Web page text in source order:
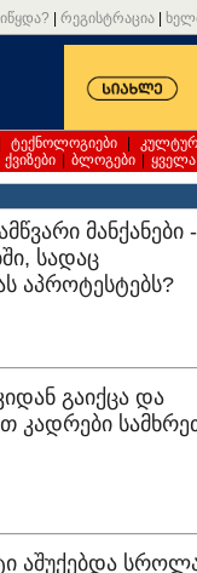
რეგისტრაცია
ტექნოლოგიები
ქვიზები ბლოგები ყველა
მანქანები -
სადაც
აპროტესტებს?
გაიქცა და
კადრები
აშუქებდა